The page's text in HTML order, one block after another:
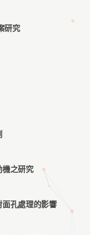
研究
機之研究
孔處理的影響